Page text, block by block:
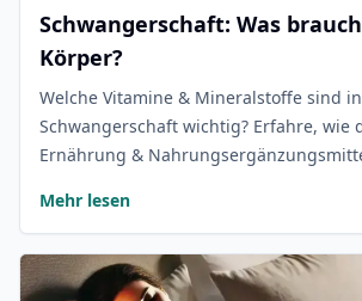
Schwangerschaft: Was
Körper?
Welche Vitamine & Mineralstoffe sind
Schwangerschaft wichtig? Erfahre, wie
Ernährung &
Mehr lesen